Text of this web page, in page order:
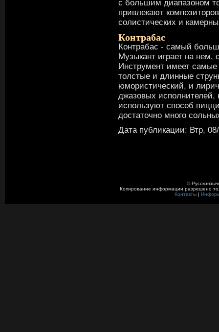
с большим диапазоном
привлекают
солистических и
Контрабас
Контрабас - самый
Музыкант играет на нем,
Инструмент имеет самые
толстые и длинные
юмористический, и
джазовых исполнителей,
используют способ
достаточно много
Дата публикации: Втр,
©
Копирование информации разрешено
Контакты|